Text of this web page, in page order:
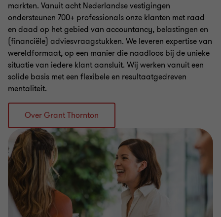
markten. Vanuit acht Nederlandse vestigingen
ondersteunen 700+ professionals onze klanten met raad
en daad op het gebied van accountancy, belastingen en
(financiële) adviesvraagstukken. We leveren expertise van
wereldformaat, op een manier die naadloos bij de unieke
situatie van iedere klant aansluit. Wij werken vanuit een
solide basis met een flexibele en resultaatgedreven
mentaliteit.
Over Grant Thornton